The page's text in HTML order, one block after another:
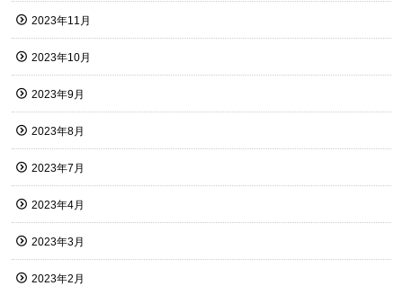
2023年11月
2023年10月
2023年9月
2023年8月
2023年7月
2023年4月
2023年3月
2023年2月